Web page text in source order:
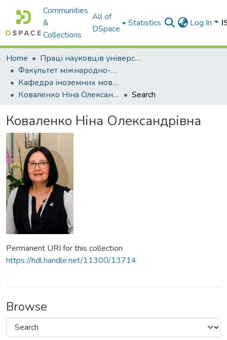
Communities
&
Collections
All of
DSpace
Statistics Log In
Home
Праці науковців університету
Факультет міжнародно-правових відносин
Кафедра іноземних мов № 2 (з жовтня 2023 року перенесена на Факультет цивільної та господарської юстиції)
Коваленко Ніна Олександрівна
Search
Коваленко Ніна Олександрівна
Permanent URI for this collection
https://hdl.handle.net/11300/13714
Browse